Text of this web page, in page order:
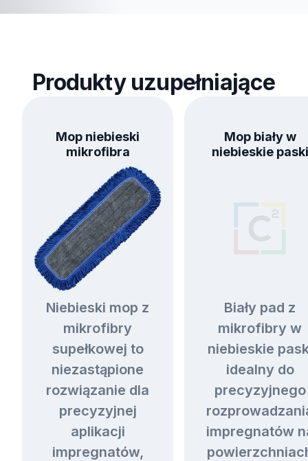
Produkty uzupełniające
Mop niebieski
mikrofibra
Niebieski mop z
mikrofibry
supełkowej to
niezastąpione
rozwiązanie dla
precyzyjnej
aplikacji
impregnatów,
Mop biały w
niebieskie paski
Biały pad z
mikrofibry w
niebieskie
idealny do
precyzyjnego
impregnatów